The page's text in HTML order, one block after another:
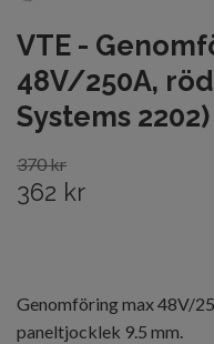
VTE -
48V/250A,
Systems 2202)
370 kr
362 kr
Genomföring max 48V/
paneltjocklek 9.5 mm.